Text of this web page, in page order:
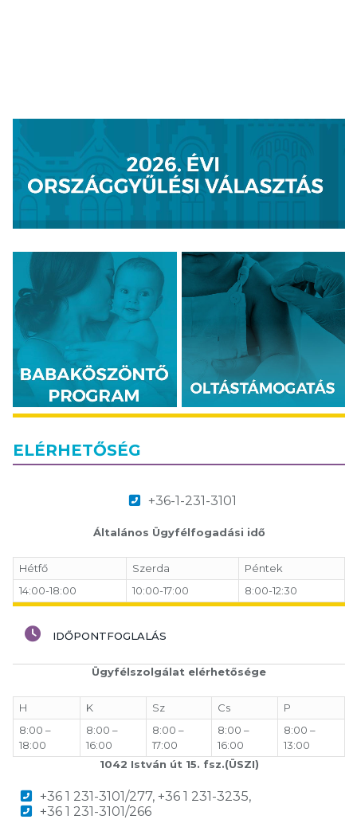
ELÉRHETŐSÉG
+36-1-231-3101
Általános Ügyfélfogadási idő
Hétfő Szerda
Péntek
14:00-18:00
10:00-17:00 8:00-12:30
IDŐPONTFOGLALÁS
Ügyfélszolgálat elérhetősége
H K Sz Cs
P
8:00 –
18:00
8:00 –
16:00
8:00 –
17:00
8:00 –
16:00
8:00 –
13:00
1042 István út 15. fsz.(ÜSZI)
+36 1 231-3101/277, +36 1 231-3235,
+36 1 231-3101/266